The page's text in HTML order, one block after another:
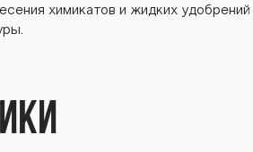
химикатов и жидких